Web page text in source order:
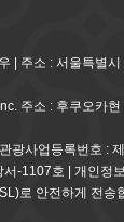
| 주소 : 서울특별
주소 : 후쿠오카
광사업등록번호 :
-1107호 | 개인정
로 안전하게 전송